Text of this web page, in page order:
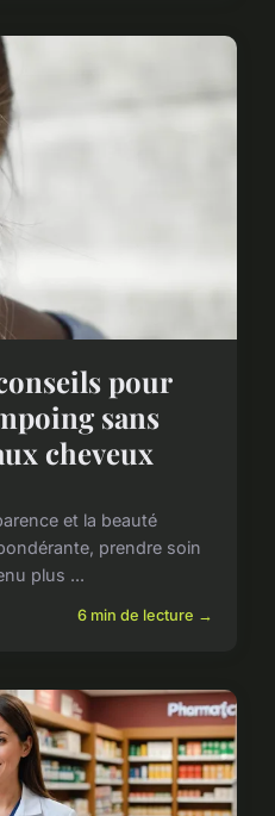
pour
sans
cheveux
et la beauté
prendre soin
plus ...
6 min de lecture →